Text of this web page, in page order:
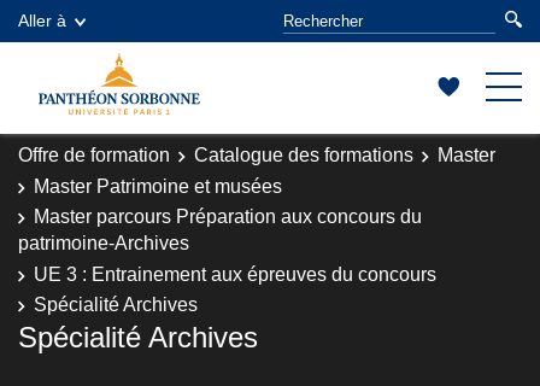
Aller à
Offre de formation Catalogue des formations
Master
Master Patrimoine et musées
Master parcours Préparation aux concours du
patrimoine-Archives
UE 3 : Entrainement aux épreuves du concours
Spécialité Archives
Spécialité Archives